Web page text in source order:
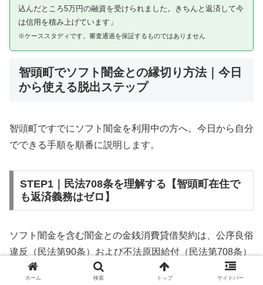
込んだところ5万円の融資を受けられました。きちんと返済して今
は信用を積み上げています」
※ケーススタディです。審査通過を保証するものではありません
智頭町でソフト闇金との縁切り方法｜今日
から使える脱出ステップ
智頭町ですでにソフト闇金を利用中の方へ。今日から自分
でできる手順を順番に説明します。
STEP1｜民法708条を理解する【智頭町在住で
も返済義務はゼロ】
ソフト闇金を含む闇金との金銭消費貸借契約は、公序良俗
違反（民法第90条）および不法原因給付（民法第708条）
に該当するため、法的には無効です。智頭町在住であって
ホーム 検索 トップ サイドバー